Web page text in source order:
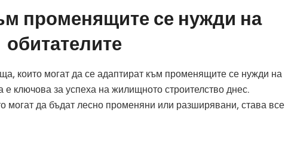
променящите се нужди на
обитателите
които могат да се адаптират към променящите се нужди на
е ключова за успеха на жилищното строителство днес.
могат да бъдат лесно променяни или разширявани, става все